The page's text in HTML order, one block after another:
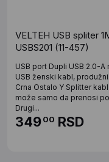
VELTEH USB spliter
USBS201 (11-457)
USB port Dupli USB 2.0-A
USB ženski kabl,
Crna Ostalo Y Splitter
može samo da prenosi
Drugi...
34900 RSD